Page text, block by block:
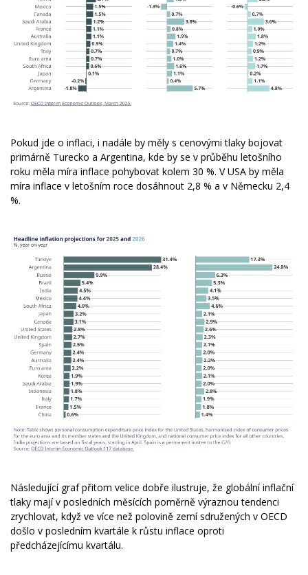
Pokud jde o inflaci, i nadále by měly s cenovými tlaky bojovat
primárně Turecko a Argentina, kde by se v průběhu letošního
roku měla míra inflace pohybovat kolem 30 %. V USA by měla
míra inflace v letošním roce dosáhnout 2,8 % a v Německu 2,4
%.
Následující graf přitom velice dobře ilustruje, že globální inflační
tlaky mají v posledních měsících poměrně výraznou tendenci
zrychlovat, když ve více než polovině zemí sdružených v OECD
došlo v posledním kvartále k růstu inflace oproti
předcházejícímu kvartálu.